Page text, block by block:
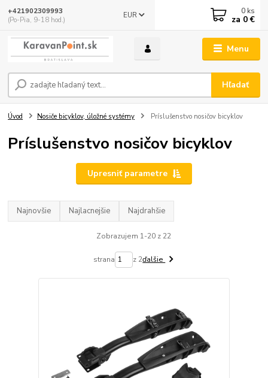
Menu
EUR
Hľadať
+421902309993
(Po-Pia, 9-18 hod.)
0 ks
za 0 €
Úvod Nosiče bicyklov, úložné systémy Príslušenstvo nosičov bicyklov
Príslušenstvo nosičov bicyklov
Upresniť parametre
Najnovšie Najlacnejšie Najdrahšie
Zobrazujem 1-20 z 22
strana z 2ďalšie